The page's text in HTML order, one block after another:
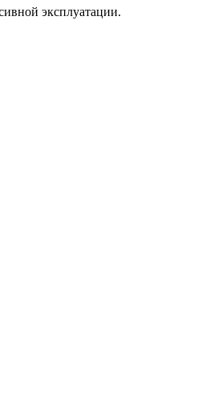
эксплуатации.